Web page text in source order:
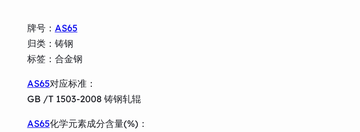
牌号： AS65
归类：铸钢
标签：合金钢
AS65对应标准：
GB /T 1503-2008 铸钢轧辊
AS65化学元素成分含量(%)：